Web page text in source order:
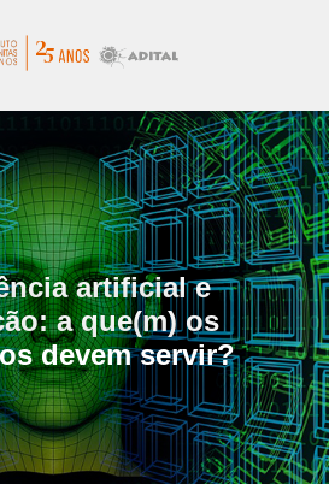
artificial e
a que(m) os
devem servir?